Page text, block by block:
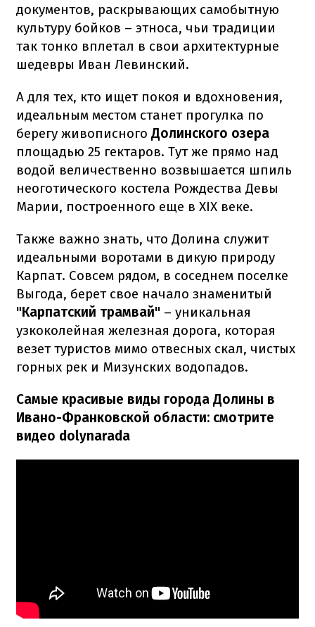
документов, раскрывающих самобытную
культуру бойков – этноса, чьи традиции
так тонко вплетал в свои архитектурные
шедевры Иван Левинский.
А для тех, кто ищет покоя и вдохновения,
идеальным местом станет прогулка по
берегу живописного Долинского озера
площадью 25 гектаров. Тут же прямо над
водой величественно возвышается шпиль
неоготического костела Рождества Девы
Марии, построенного еще в XIX веке.
Также важно знать, что Долина служит
идеальными воротами в дикую природу
Карпат. Совсем рядом, в соседнем поселке
Выгода, берет свое начало знаменитый
"Карпатский трамвай" – уникальная
узкоколейная железная дорога, которая
везет туристов мимо отвесных скал, чистых
горных рек и Мизунских водопадов.
Самые красивые виды города Долины в
Ивано-Франковской области: смотрите
видео dolynarada